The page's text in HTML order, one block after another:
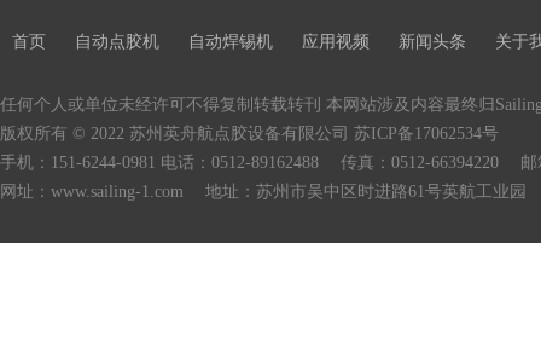
首页 自动点胶机 自动焊锡机 应用视频 新闻头条 关于
任何个人或单位未经许可不得复制转载转刊 本网站涉及内容最终归
版权所有 © 2022 苏州英舟航点胶设备有限公司 苏ICP备17062534号
手机：151-6244-0981 电话：0512-89162488 传真：0512-66394220 邮
网址：www.sailing-1.com 地址：苏州市吴中区时进路61号英航工业园